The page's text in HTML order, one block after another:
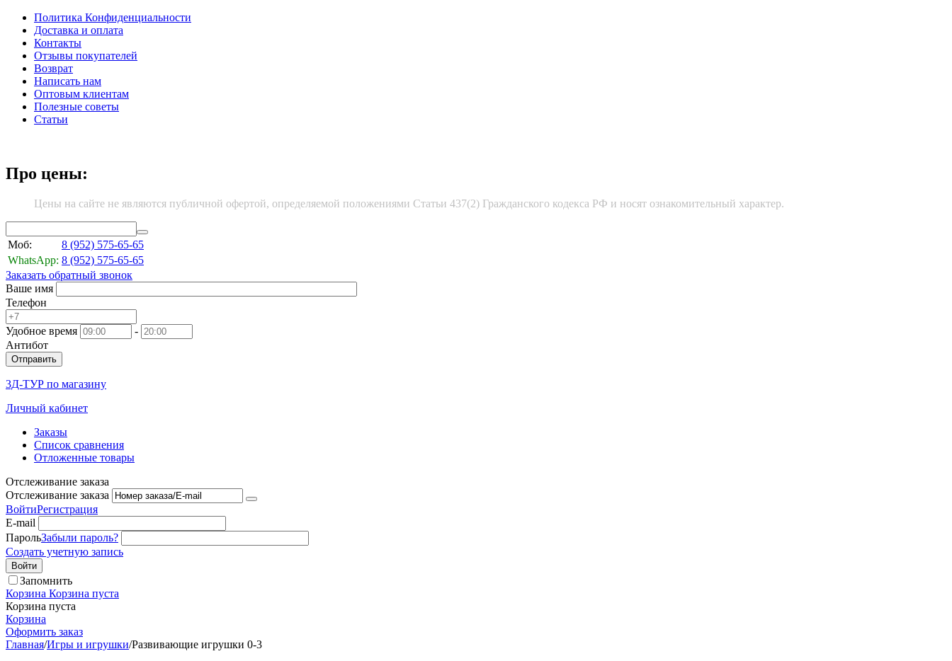
Политика Конфиденциальности
Доставка и оплата
Контакты
Отзывы покупателей
Возврат
Написать нам
Оптовым клиентам
Полезные советы
Статьи
Про цены:
Цены на сайте не являются публичной офертой, определяемой положениями Статьи 437(2) Гражданского кодекса РФ и носят ознакомительный характер.
Моб: 8 (952) 575-65-65
WhatsApp: 8 (952) 575-65-65
Заказать обратный звонок
Ваше имя
Телефон
Удобное время
-
Антибот
Отправить
3Д-ТУР по магазину
Личный кабинет
Заказы
Список сравнения
Отложенные товары
Отслеживание заказа
Отслеживание заказа
ВойтиРегистрация
E-mail
ПарольЗабыли пароль?
Создать учетную запись
Войти
Запомнить
Корзина Корзина пуста
Корзина пуста
Корзина
Оформить заказ
Главная/Игры и игрушки/Развивающие игрушки 0-3